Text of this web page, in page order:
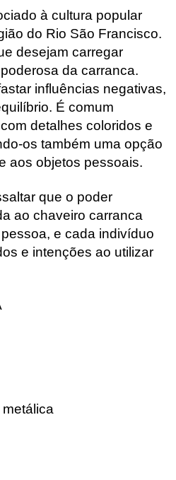
à cultura popular
do Rio São Francisco.
desejam carregar
da carranca.
influências negativas,
É comum
detalhes coloridos e
os também uma opção
aos objetos pessoais.
que o poder
ao chaveiro carranca
e cada indivíduo
e intenções ao utilizar